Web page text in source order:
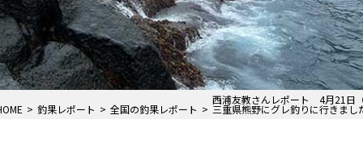
釣果レポート 全国の釣果レポート
西浦友教さんレポート 4月21日
三重県熊野にグレ釣りに行きまし